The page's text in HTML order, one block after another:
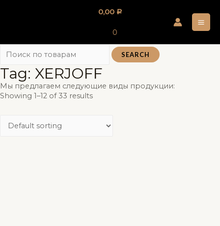
0,00 Р
0
SEARCH
Tag: XERJOFF
Мы предлагаем следующие виды продукции:
Showing 1–12 of 33 results